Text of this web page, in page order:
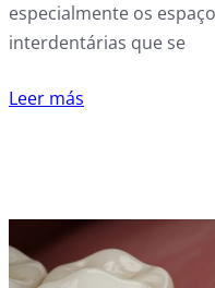
especialmente os
interdentárias que se
Leer más